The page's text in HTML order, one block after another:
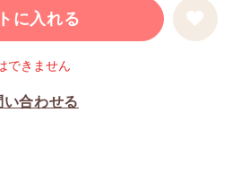
に入れる
合わせる
できません